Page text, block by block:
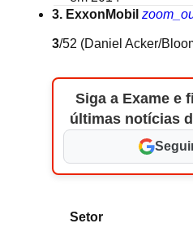
3. ExxonMobil
3/52 (Daniel Acker/
Siga a Exame e
últimas notícias
Setor